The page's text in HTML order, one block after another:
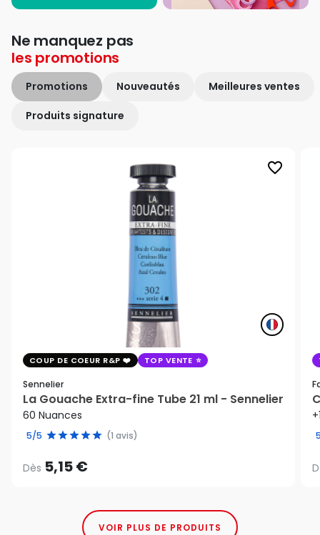
Ne manquez pas
les promotions
Promotions Nouveautés Meilleures ventes
Produits signature
favorite_border
COUP DE COEUR R&P TOP VENTE
Sennelier
La Gouache Extra-fine Tube 21 ml - Sennelier
60 Nuances
5/5 (1 avis)
Dès 5,15 €
VOIR PLUS DE PRODUITS